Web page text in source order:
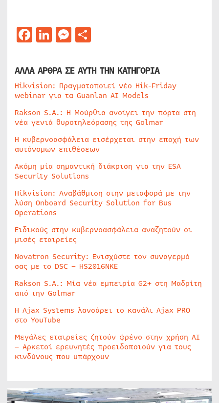
Facebook
LinkedIn
Messenger
ΑΛΛΑ ΑΡΘΡΑ ΣΕ ΑΥΤΗ ΤΗΝ ΚΑΤΗΓΟΡΙΑ
Hikvision: Πραγματοποιεί νέο Hik-Friday
webinar για τα Guanlan AI Models
Rakson S.A.: Η Μούρθια ανοίγει την πόρτα στη
νέα γενιά θυροτηλεόρασης της Golmar
Η κυβερνοασφάλεια εισέρχεται στην εποχή των
αυτόνομων επιθέσεων
Ακόμη μία σημαντική διάκριση για την ESA
Security Solutions
Hikvision: Αναβάθμιση στην μεταφορά με την
λύση Onboard Security Solution for Bus
Operations
Ειδικούς στην κυβερνοασφάλεια αναζητούν οι
μισές εταιρείες
Novatron Security: Ενισχύστε τον συναγερμό
σας με το DSC – HS2016NKE
Rakson S.A.: Μία νέα εμπειρία G2+ στη Μαδρίτη
από την Golmar
Η Ajax Systems λανσάρει το κανάλι Ajax PRO
στο YouTube
Μεγάλες εταιρείες ζητούν φρένο στην χρήση AI
– Αρκετοί ερευνητές προειδοποιούν για τους
κινδύνους που υπάρχουν